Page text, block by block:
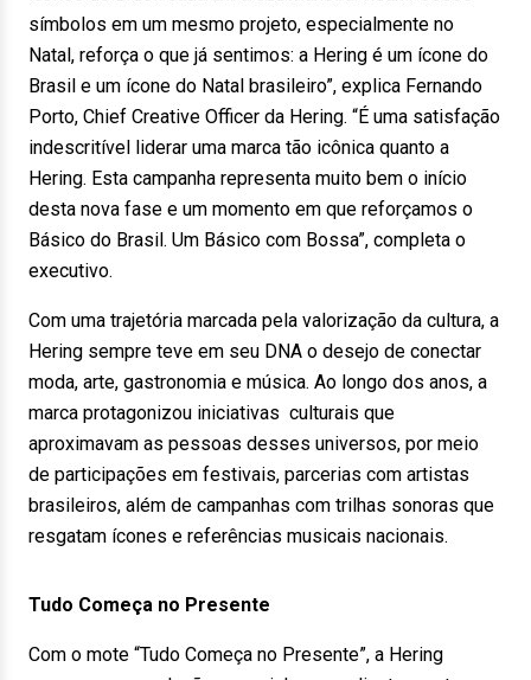
símbolos em um mesmo projeto, especialmente no
Natal, reforça o que já sentimos: a Hering é um ícone do
Brasil e um ícone do Natal brasileiro”, explica Fernando
Porto, Chief Creative Officer da Hering. “É uma satisfação
indescritível liderar uma marca tão icônica quanto a
Hering. Esta campanha representa muito bem o início
desta nova fase e um momento em que reforçamos o
Básico do Brasil. Um Básico com Bossa”, completa o
executivo.
Com uma trajetória marcada pela valorização da cultura, a
Hering sempre teve em seu DNA o desejo de conectar
moda, arte, gastronomia e música. Ao longo dos anos, a
marca protagonizou iniciativas culturais que
aproximavam as pessoas desses universos, por meio
de participações em festivais, parcerias com artistas
brasileiros, além de campanhas com trilhas sonoras que
resgatam ícones e referências musicais nacionais.
Tudo Começa no Presente
Com o mote “Tudo Começa no Presente”, a Hering